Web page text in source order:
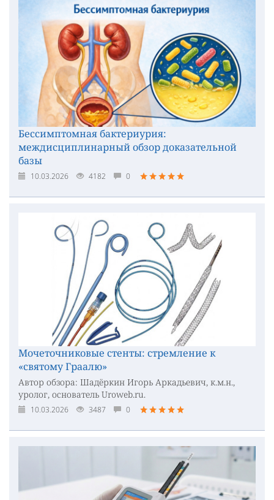
Бессимптомная бактериурия:
междисциплинарный обзор доказательной
базы
10.03.2026 4182 0
Мочеточниковые стенты: стремление к
«святому Граалю»
Автор обзора: Шадёркин Игорь Аркадьевич, к.м.н.,
уролог, основатель Uroweb.ru.
10.03.2026 3487 0